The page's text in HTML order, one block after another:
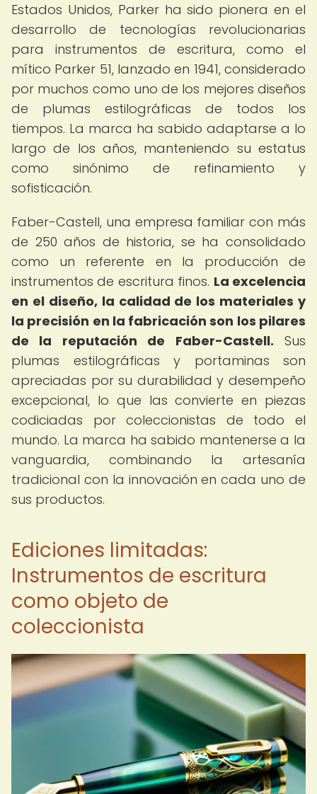
Estados Unidos, Parker ha sido pionera en el
desarrollo de tecnologías revolucionarias
para instrumentos de escritura, como el
mítico Parker 51, lanzado en 1941, considerado
por muchos como uno de los mejores diseños
de plumas estilográficas de todos los
tiempos. La marca ha sabido adaptarse a lo
largo de los años, manteniendo su estatus
como sinónimo de refinamiento y
sofisticación.
Faber-Castell, una empresa familiar con más
de 250 años de historia, se ha consolidado
como un referente en la producción de
instrumentos de escritura finos. La excelencia
en el diseño, la calidad de los materiales y
la precisión en la fabricación son los pilares
de la reputación de Faber-Castell. Sus
plumas estilográficas y portaminas son
apreciadas por su durabilidad y desempeño
excepcional, lo que las convierte en piezas
codiciadas por coleccionistas de todo el
mundo. La marca ha sabido mantenerse a la
vanguardia, combinando la artesanía
tradicional con la innovación en cada uno de
sus productos.
Ediciones limitadas:
Instrumentos de escritura
como objeto de
coleccionista